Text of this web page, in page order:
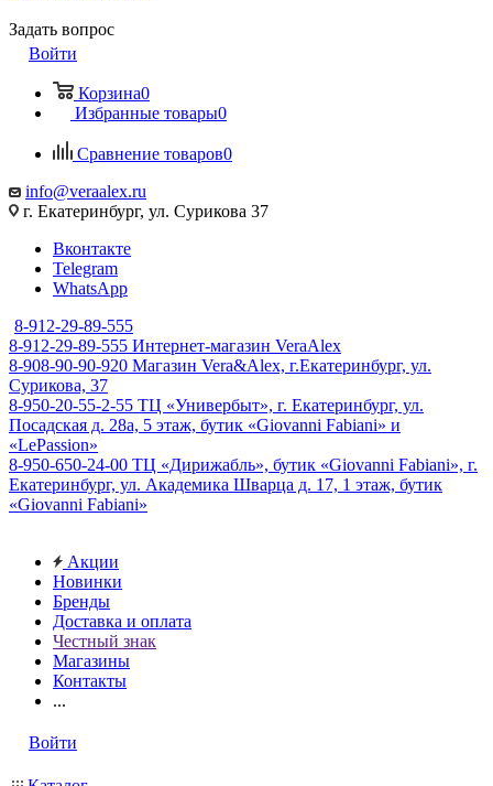
Задать вопрос
Войти
Корзина0
Избранные товары0
Сравнение товаров0
info@veraalex.ru
г. Екатеринбург, ул. Сурикова 37
Вконтакте
Telegram
WhatsApp
8-912-29-89-555
8-912-29-89-555 Интернет-магазин VeraAlex
8-908-90-90-920 Магазин Vera&Alex, г.Екатеринбург, ул.
Сурикова, 37
8-950-20-55-2-55 ТЦ «Универбыт», г. Екатеринбург, ул.
Посадская д. 28а, 5 этаж, бутик «Giovanni Fabiani» и
«LePassion»
8-950-650-24-00 ТЦ «Дирижабль», бутик «Giovanni Fabiani», г.
Екатеринбург, ул. Академика Шварца д. 17, 1 этаж, бутик
«Giovanni Fabiani»
Акции
Новинки
Бренды
Доставка и оплата
Честный знак
Магазины
Контакты
...
Войти